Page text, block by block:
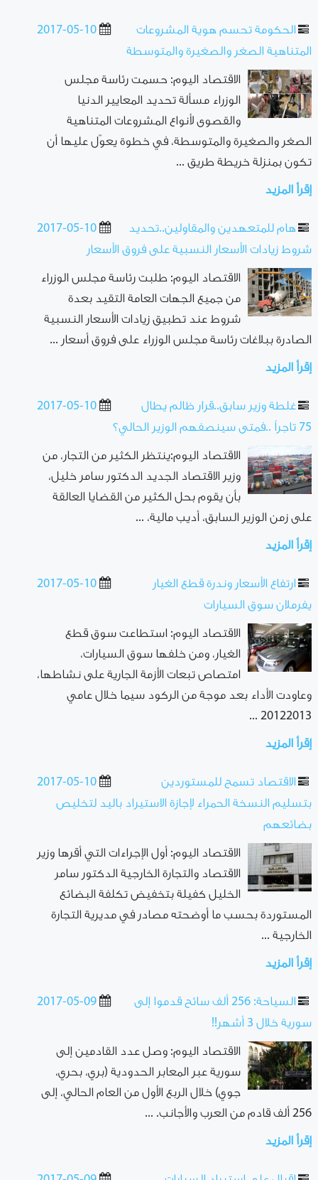
2017-05-10
الحكومة تحسم هوية المشروعات
المتناهية الصغر والصغيرة والمتوسطة
الاقتصاد اليوم: حسمت رئاسة مجلس
الوزراء مسألة تحديد المعايير الدنيا
والقصوى لأنواع المشروعات المتناهية
الصغر والصغيرة والمتوسطة، في خطوة يعوّل عليها أن
تكون بمنزلة خريطة طريق ...
إقرأ المزيد
2017-05-10
هام للمتعهدين والمقاولين..تحديد
شروط زيادات الأسعار النسبية على فروق الأسعار
الاقتصاد اليوم: طلبت رئاسة مجلس الوزراء
من جميع الجهات العامة التقيد بعدة
شروط عند تطبيق زيادات الأسعار النسبية
الصادرة ببلاغات رئاسة مجلس الوزراء على فروق أسعار ...
إقرأ المزيد
2017-05-10
غلطة وزير سابق..قرار ظالم يطال
75 تاجراً ..فمتى سينصفهم الوزير الحالي؟
الاقتصاد اليوم:ينتظر الكثير من التجار، من
وزير الاقتصاد الجديد الدكتور سامر خليل،
بأن يقوم بحل الكثير من القضايا العالقة
على زمن الوزير السابق، أديب مالية، ...
إقرأ المزيد
2017-05-10
ارتفاع الأسعار وندرة قطع الغيار
يفرملان سوق السيارات
الاقتصاد اليوم: استطاعت سوق قطع
الغيار، ومن خلفها سوق السيارات،
امتصاص تبعات الأزمة الجارية على نشاطها،
وعاودت الأداء بعد موجة من الركود سيما خلال عامي
20122013 ...
إقرأ المزيد
2017-05-10
الاقتصاد تسمح للمستوردين
بتسليم النسخة الحمراء لإجازة الاستيراد باليد لتخليص
بضائعهم
الاقتصاد اليوم: أول الإجراءات التي أقرها وزير
الاقتصاد والتجارة الخارجية الدكتور سامر
الخليل كفيلة بتخفيض تكلفة البضائع
المستوردة بحسب ما أوضحته مصادر في مديرية التجارة
الخارجية ...
إقرأ المزيد
2017-05-09
السياحة: 256 ألف سائح قدموا إلى
سورية خلال 3 أشهر!!
الاقتصاد اليوم: وصل عدد القادمين إلى
سورية عبر المعابر الحدودية (بري، بحري،
جوي) خلال الربع الأول من العام الحالي، إلى
256 ألف قادم من العرب والأجانب. ...
إقرأ المزيد